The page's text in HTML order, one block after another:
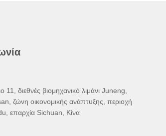
11, διεθνές βιομηχανικό λιμάνι Juneng,
ζώνη οικονομικής ανάπτυξης, περιοχή
επαρχία Sichuan, Κίνα